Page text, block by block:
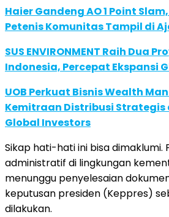
Haier Gandeng AO 1 Point
Petenis Komunitas Tampil di
SUS ENVIRONMENT Raih Dua
Indonesia, Percepat Ekspansi
UOB Perkuat Bisnis Wealth
Kemitraan Distribusi Strategis
Global Investors
Sikap hati-hati ini bisa dimaklumi.
administratif di lingkungan
menunggu penyelesaian
keputusan presiden (Keppres)
dilakukan.